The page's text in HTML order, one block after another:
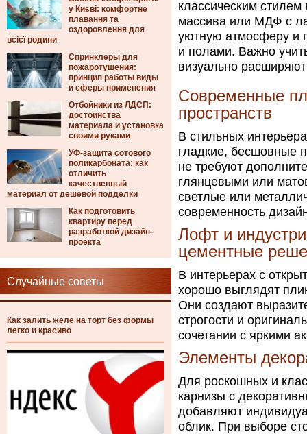
у Києві: комфортне
плавання та
оздоровлення для
всієї родини
Спринклеры для
пожаротушения:
принцип работы виды
и сферы применения
Отбойники из ЛДСП:
достоинства
материала и установка
своими руками
УФ-защита сотового
поликарбоната: как
отличить
качественный
материал от дешевой подделки
Как подготовить
квартиру перед
разработкой дизайн-
проекта
Случайные советы
Как залить желе на торт без формы
легко и красиво
классическим
массива или МДФ с
уютную атмосферу и
и полами. Важно
визуально
Современные
пространств
В стильных
гладкие, бесшовные
не требуют
глянцевыми или
светлые или
современность
Лофт и
цементные
В интерьерах с
хорошо выглядят
Они создают
строгости и
сочетании с яркими
Элементы
Для роскошных и
карнизы с
добавляют
облик. При выборе